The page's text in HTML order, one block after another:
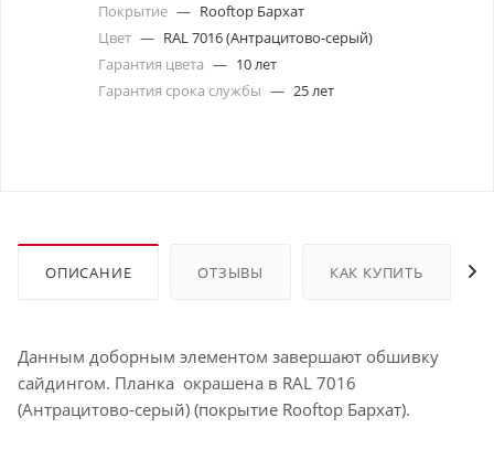
Покрытие — Rooftop Бархат
Цвет — RAL 7016 (Антрацитово-серый)
Гарантия цвета — 10 лет
Гарантия срока службы — 25 лет
ОПИСАНИЕ ОТЗЫВЫ КАК КУПИТЬ
Данным доборным элементом завершают обшивку
сайдингом. Планка окрашена в RAL 7016
(Антрацитово-серый) (покрытие Rooftop Бархат).